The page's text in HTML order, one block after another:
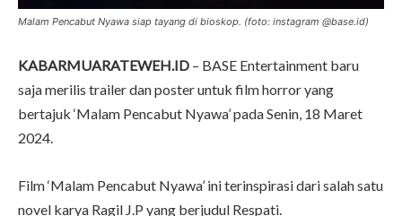
Malam Pencabut Nyawa siap tayang di bioskop. (foto: instagram @base.id)
KABARMUARATEWEH.ID – BASE Entertainment baru
saja merilis trailer dan poster untuk film horror yang
bertajuk ‘Malam Pencabut Nyawa’ pada Senin, 18 Maret
2024.
Film ‘Malam Pencabut Nyawa’ ini terinspirasi dari salah satu
novel karya Ragil J.P yang berjudul Respati.